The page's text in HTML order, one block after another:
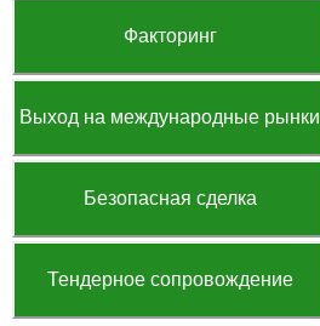
Факторинг
Выход на международные рынки
Безопасная сделка
Тендерное сопровождение